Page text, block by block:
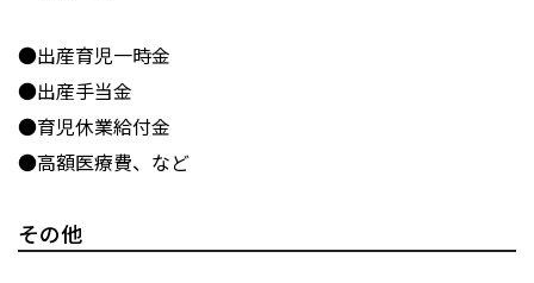
●出産育児一時金
●出産手当金
●育児休業給付金
●高額医療費、など
その他